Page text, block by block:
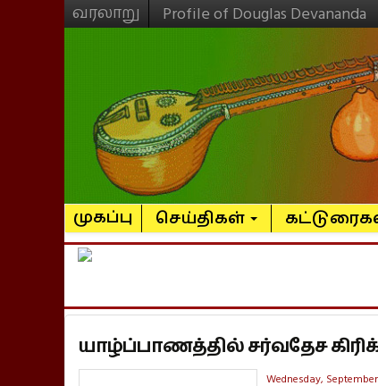
வரலாறு Profile of Douglas Devananda
முகப்பு செய்திகள்
யாழ்ப்பாணத்தில் சர்வதேச
Wednesday,